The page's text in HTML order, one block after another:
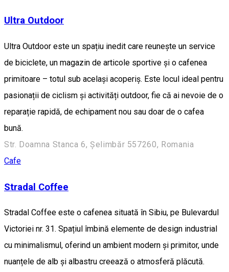
Ultra Outdoor
Ultra Outdoor este un spațiu inedit care reunește un service
de biciclete, un magazin de articole sportive și o cafenea
primitoare – totul sub același acoperiș. Este locul ideal pentru
pasionații de ciclism și activități outdoor, fie că ai nevoie de o
reparație rapidă, de echipament nou sau doar de o cafea
bună.
Str. Doamna Stanca 6, Șelimbăr 557260, Romania
Cafe
Stradal Coffee
Stradal Coffee este o cafenea situată în Sibiu, pe Bulevardul
Victoriei nr. 31. Spațiul îmbină elemente de design industrial
cu minimalismul, oferind un ambient modern și primitor, unde
nuanțele de alb și albastru creează o atmosferă plăcută.